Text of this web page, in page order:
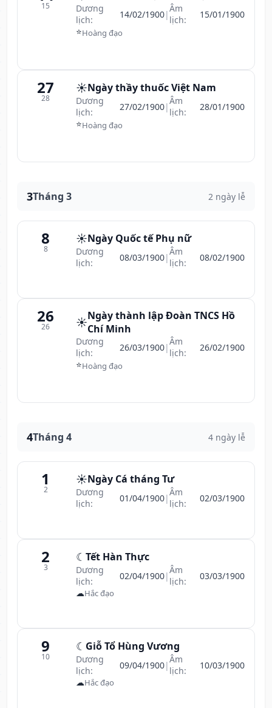
15
Dương
lịch:
14/02/1900|Âm
lịch:
15/01/1900
⭐Hoàng đạo
27
28
☀️Ngày thầy thuốc Việt Nam
Dương
lịch:
27/02/1900|Âm
lịch:
28/01/1900
⭐Hoàng đạo
3Tháng 3 2 ngày lễ
8
8
☀️Ngày Quốc tế Phụ nữ
Dương
lịch:
08/03/1900|Âm
lịch:
08/02/1900
26
26 ☀️Ngày thành lập Đoàn TNCS Hồ
Chí Minh
Dương
lịch:
26/03/1900|Âm
lịch:
26/02/1900
⭐Hoàng đạo
4Tháng 4 4 ngày lễ
1
2
☀️Ngày Cá tháng Tư
Dương
lịch:
01/04/1900|Âm
lịch:
02/03/1900
2
3
☾ Tết Hàn Thực
Dương
lịch:
02/04/1900|Âm
lịch:
03/03/1900
☁Hắc đạo
9
10
☾ Giỗ Tổ Hùng Vương
Dương
lịch:
09/04/1900|Âm
lịch:
10/03/1900
☁Hắc đạo